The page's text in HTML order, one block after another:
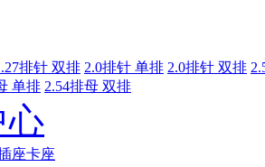
排针 双排 2.0排针 单排 2.0排针 双排
单排 2.54排母 双排
心
座卡座